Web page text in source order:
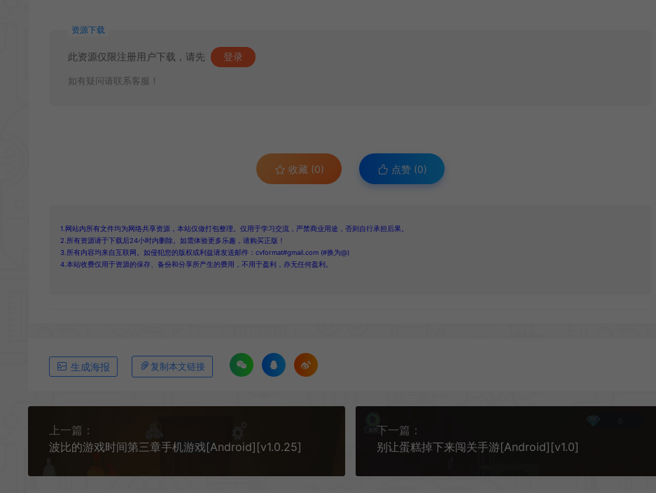
资源下载
此资源仅限注册用户下载，请先 登录
如有疑问请联系客服！
收藏 (0) 点赞 (0)
1.网站内所有文件均为网络共享资源，本站仅做打包整理。仅用于学习交流，严禁商业用途，否则自行承担后果。
2.所有资源请于下载后24小时内删除。如需体验更多乐趣，请购买正版！
3.所有内容均来自互联网。如侵犯您的版权或利益请发送邮件：cvformat#gmail.com (#换为@)
4.本站收费仅用于资源的保存、备份和分享所产生的费用，不用于盈利，亦无任何盈利。
生成海报 复制本文链接
上一篇：
波比的游戏时间第三章手机游戏[Android][v1.0.25]
下一篇：
别让蛋糕掉下来闯关手游[Android][v1.0]